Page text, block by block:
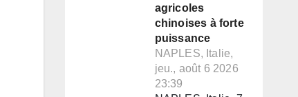
agricoles
chinoises à forte
puissance
NAPLES, Italie,
jeu., août 6 2026
23:39